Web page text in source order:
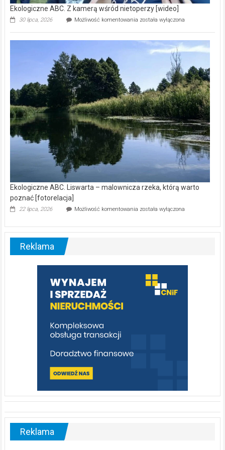
Ekologiczne ABC. Z kamerą wśród nietoperzy [wideo]
30 lipca, 2026 Możliwość komentowania Ekologiczne
kamerą
wśród
została wyłączona
Ekologiczne ABC. Liswarta – malownicza rzeka, którą warto
poznać [fotorelacja]
22 lipca, 2026 Możliwość komentowania Ekologiczne
–
warto
poznać
[fotorelacja]
została wyłączona
Reklama
Reklama